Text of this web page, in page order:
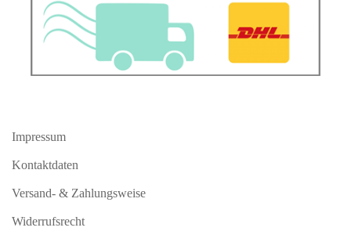
Impressum
Kontaktdaten
Versand- & Zahlungsweise
Widerrufsrecht